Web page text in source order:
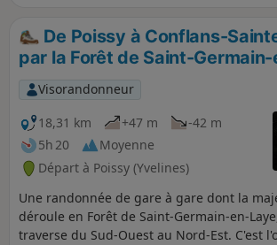
du val de Seine, et plusieurs étangs très
étendus. Elle continue avec Triel-sur-
Seine, son sympathique Parc Senet, et
son Église St-Martin à l'architecture
complexe. La traversée du Bois d'Hautil
par des sentiers faciles mais restés
sauvages vaut le détour pour ses forêts
de châtaigniers agrémentés de
quelques beaux chênes, et percées d'un
très grand nombre de gouffres
résultants de l'effondrement de
carrières souterraines. Et on termine
De Poissy à Conflans-
par la Forêt de Saint-
Visorandonneur
18,31 km
+47 m
-42 m
5h 20
Moyenne
Départ à Poissy (Yvelines)
Une randonnée de gare à gare dont la
déroule en Forêt de Saint-Germain-en-
traverse du Sud-Ouest au Nord-Est. C'est